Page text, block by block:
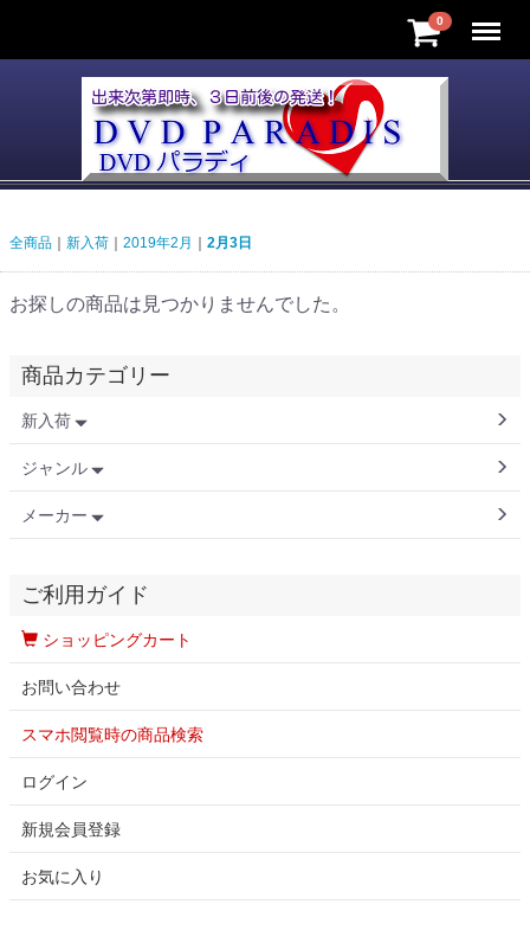
0 Menu
全商品 新入荷 2019年2月 2月3日
お探しの商品は見つかりませんでした。
商品カテゴリー
新入荷
ジャンル
メーカー
ご利用ガイド
ショッピングカート
お問い合わせ
スマホ閲覧時の商品検索
ログイン
新規会員登録
お気に入り